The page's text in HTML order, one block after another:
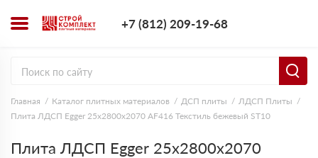
+7 (812) 209-19-68
Главная Каталог плитных материалов ДСП плиты
ЛДСП Плиты
Плита ЛДСП Egger 25х2800х2070 AF416 Текстиль бежевый ST10
Плита ЛДСП Egger 25х2800х2070